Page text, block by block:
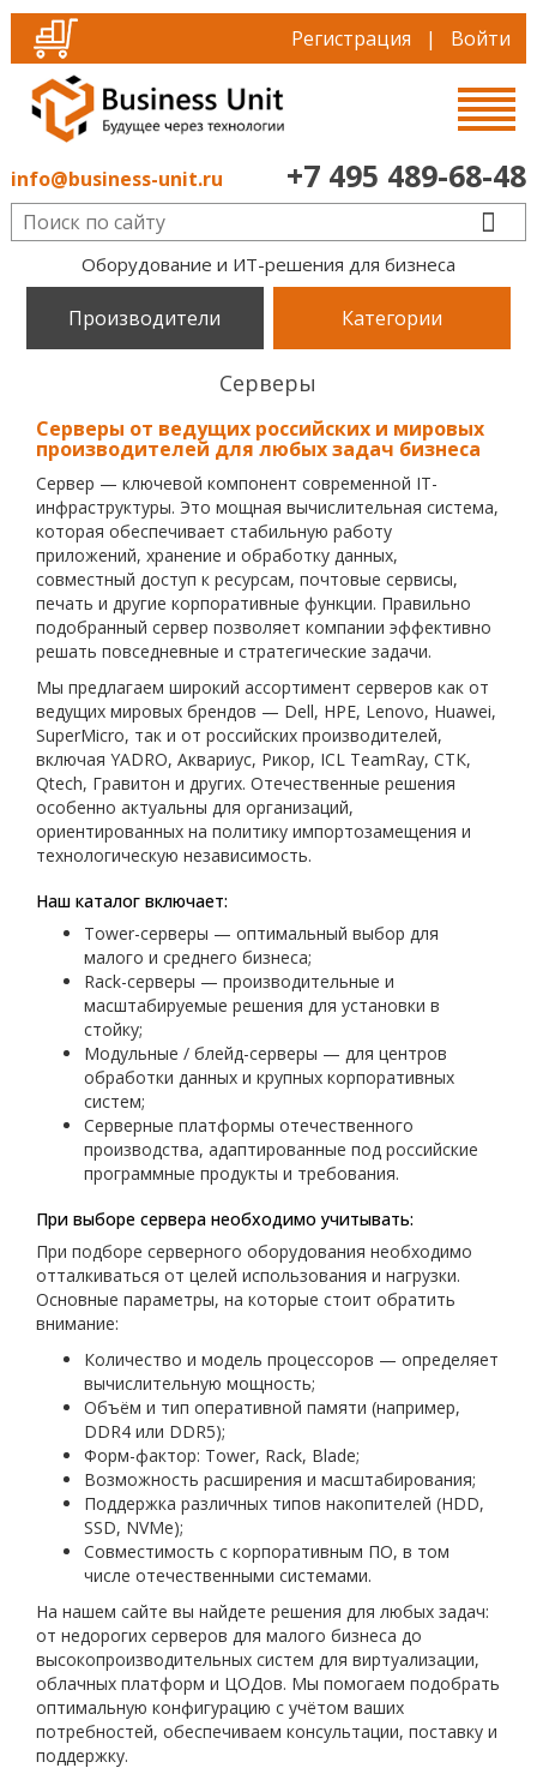
Регистрация | Войти
info@business-unit.ru +7 495 489-68-48
Оборудование и ИТ-решения для бизнеса
Производители Категории
Серверы
Серверы от ведущих российских и мировых
производителей для любых задач бизнеса
Сервер — ключевой компонент современной IT-
инфраструктуры. Это мощная вычислительная система,
которая обеспечивает стабильную работу
приложений, хранение и обработку данных,
совместный доступ к ресурсам, почтовые сервисы,
печать и другие корпоративные функции. Правильно
подобранный сервер позволяет компании эффективно
решать повседневные и стратегические задачи.
Мы предлагаем широкий ассортимент серверов как от
ведущих мировых брендов — Dell, HPE, Lenovo, Huawei,
SuperMicro, так и от российских производителей,
включая YADRO, Аквариус, Рикор, ICL TeamRay, СТК,
Qtech, Гравитон и других. Отечественные решения
особенно актуальны для организаций,
ориентированных на политику импортозамещения и
технологическую независимость.
Наш каталог включает:
Tower-серверы — оптимальный выбор для
малого и среднего бизнеса;
Rack-серверы — производительные и
масштабируемые решения для установки в
стойку;
Модульные / блейд-серверы — для центров
обработки данных и крупных корпоративных
систем;
Серверные платформы отечественного
производства, адаптированные под российские
программные продукты и требования.
При выборе сервера необходимо учитывать:
При подборе серверного оборудования необходимо
отталкиваться от целей использования и нагрузки.
Основные параметры, на которые стоит обратить
внимание:
Количество и модель процессоров — определяет
вычислительную мощность;
Объём и тип оперативной памяти (например,
DDR4 или DDR5);
Форм-фактор: Tower, Rack, Blade;
Возможность расширения и масштабирования;
Поддержка различных типов накопителей (HDD,
SSD, NVMe);
Совместимость с корпоративным ПО, в том
числе отечественными системами.
На нашем сайте вы найдете решения для любых задач:
от недорогих серверов для малого бизнеса до
высокопроизводительных систем для виртуализации,
облачных платформ и ЦОДов. Мы помогаем подобрать
оптимальную конфигурацию с учётом ваших
потребностей, обеспечиваем консультации, поставку и
поддержку.